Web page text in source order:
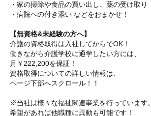
・家の掃除や食品の買い出し、薬の受け取り
・病院への付き添い などをおまかせ！
【無資格&未経験の方へ】
介護の資格取得は入社してからでOK！
働きながら介護学校に通学したい方には、
月￥222,200を保証！
資格取得についての詳しい情報は、
ページ下部へスクロール！！
※当社は様々な福祉関連事業を行っています。
希望があれば他職種に異動も可能です！